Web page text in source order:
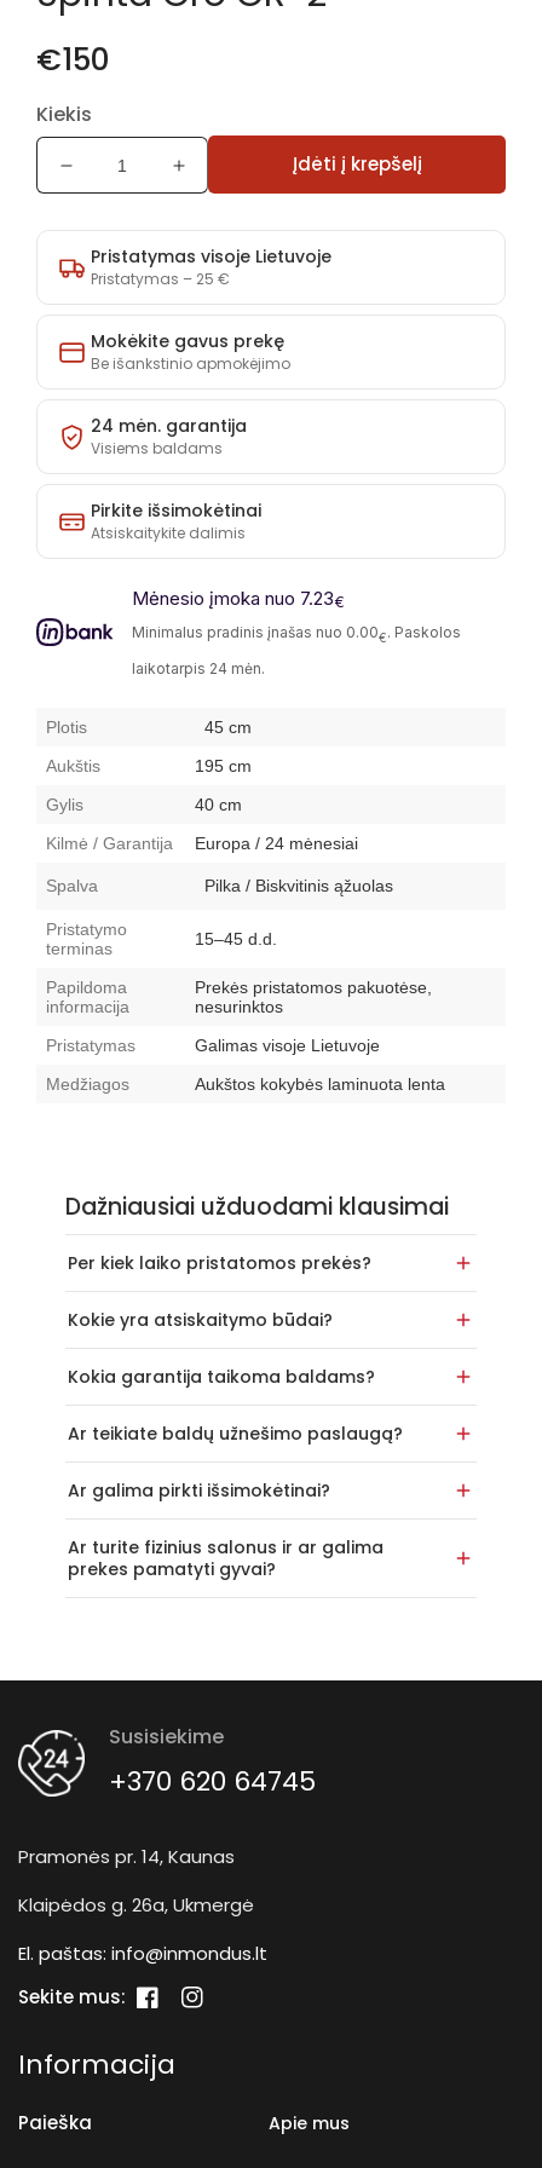
€150
Kiekis
Sumažinti
Spinta
Oro
OR-
2
kiekį
Padidinti
Spinta
Oro
OR-
2
kiekį
Įdėti į krepšelį
Pristatymas visoje Lietuvoje
Pristatymas – 25 €
Mokėkite gavus prekę
Be išankstinio apmokėjimo
24 mėn. garantija
Visiems baldams
Pirkite išsimokėtinai
Atsiskaitykite dalimis
Mėnesio įmoka nuo 7.23€
Minimalus pradinis įnašas nuo 0.00€. Paskolos
laikotarpis 24 mėn.
Plotis
45 cm
Aukštis
195 cm
Gylis
40 cm
Kilmė / Garantija
Europa / 24 mėnesiai
Spalva Pilka / Biskvitinis ąžuolas
Pristatymo
terminas
15–45 d.d.
Papildoma
informacija
Prekės pristatomos pakuotėse,
nesurinktos
Pristatymas
Galimas visoje Lietuvoje
Medžiagos
Aukštos kokybės laminuota lenta
Dažniausiai užduodami klausimai
Per kiek laiko pristatomos prekės?
Kokie yra atsiskaitymo būdai?
Kokia garantija taikoma baldams?
Ar teikiate baldų užnešimo paslaugą?
Ar galima pirkti išsimokėtinai?
Ar turite fizinius salonus ir ar galima
prekes pamatyti gyvai?
Susisiekime
+370 620 64745
Pramonės pr. 14, Kaunas
Klaipėdos g. 26a, Ukmergė
El. paštas: info@inmondus.lt
Sekite mus:
„Facebook“„Instagram“
Informacija
Paieška Apie mus